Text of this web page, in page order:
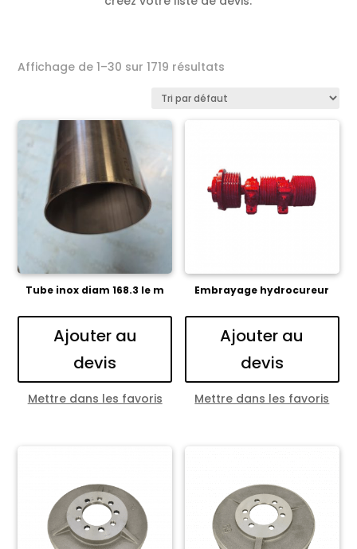
Affichage de 1–30 sur 1719 résultats
Tube inox diam 168.3 le m
Ajouter au
devis
Mettre dans les favoris
Embrayage hydrocureur
Ajouter au
devis
Mettre dans les favoris